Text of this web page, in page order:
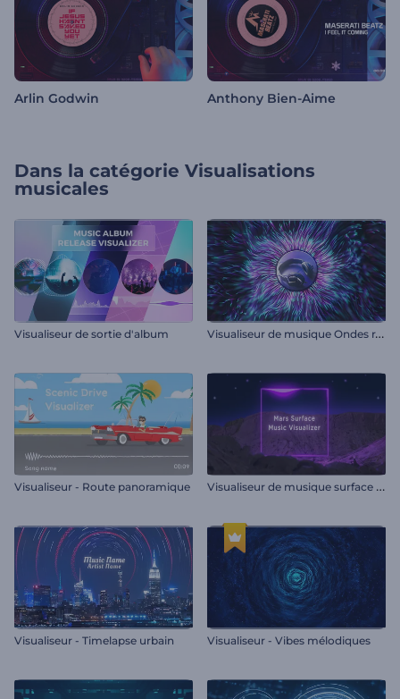
Arlin Godwin Anthony Bien-Aime
Dans la catégorie Visualisations
musicales
Visualiseur de sortie d'album V
isualiseur de musique Ondes rayonnantes
Visualiseur - Route panoramique V
isualiseur de musique surface de Mars
Visualiseur - Timelapse urbain Visualiseur - Vibes mélodiques